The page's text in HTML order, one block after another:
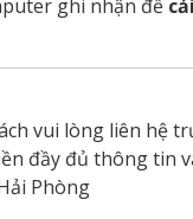
ghi nhận để
vui lòng liên hệ
đầy đủ thông tin
Phòng